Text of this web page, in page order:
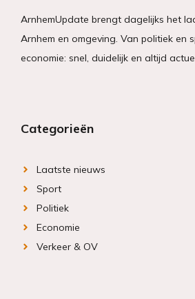
ArnhemUpdate brengt dagelijks het
Arnhem en omgeving. Van politiek en
economie: snel, duidelijk en altijd
Categorieën
Laatste nieuws
Sport
Politiek
Economie
Verkeer & OV